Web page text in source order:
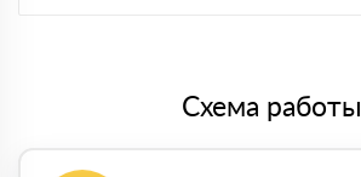
Схема работы